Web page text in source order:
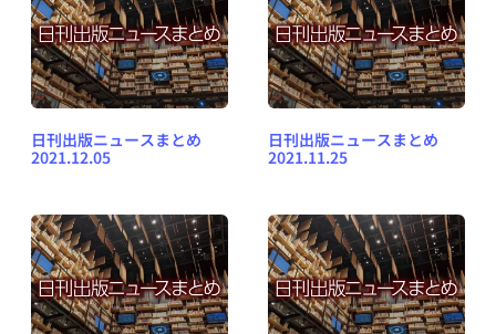
日刊出版ニュースまとめ
2021.12.05
日刊出版ニュースまとめ
2021.11.25